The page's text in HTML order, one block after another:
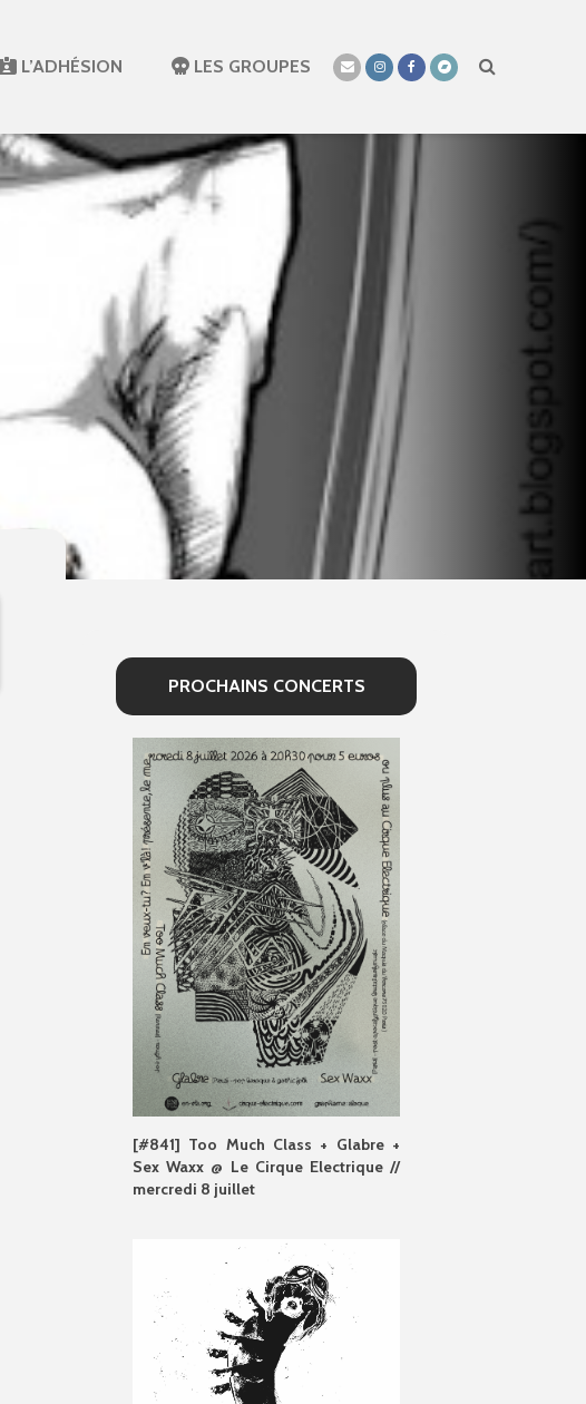
L’ADHÉSION LES GROUPES
PROCHAINS CONCERTS
[#841] Too Much Class + Glabre +
Sex Waxx @ Le Cirque Electrique //
mercredi 8 juillet